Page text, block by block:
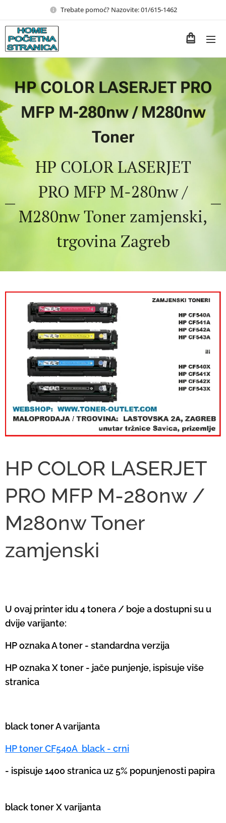
Trebate pomoć? Nazovite: 01/615-1462
HP COLOR LASERJET PRO
MFP M-280nw / M280nw
Toner
HP COLOR LASERJET
PRO MFP M-280nw /
M280nw Toner zamjenski,
trgovina Zagreb
HP COLOR LASERJET
PRO MFP M-280nw /
M280nw Toner
zamjenski
U ovaj printer idu 4 tonera / boje a dostupni su u
dvije varijante:
HP oznaka A toner - standardna verzija
HP oznaka X toner - jače punjenje, ispisuje više
stranica
black toner A varijanta
HP toner CF540A black - crni
- ispisuje 1400 stranica uz 5% popunjenosti papira
black toner X varijanta